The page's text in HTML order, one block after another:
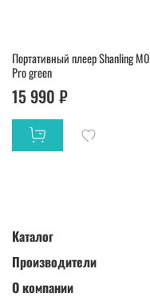
Портативный плеер Shanling M0
Pro green
15 990 ₽
Каталог
Производители
О компании